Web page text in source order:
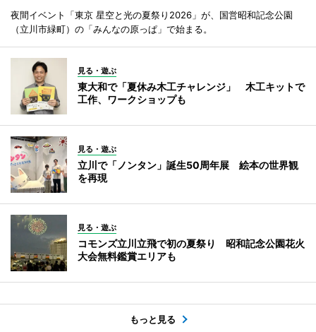
夜間イベント「東京 星空と光の夏祭り2026」が、国営昭和記念公園
（立川市緑町）の「みんなの原っぱ」で始まる。
見る・遊ぶ
東大和で「夏休み木工チャレンジ」 木工キットで
工作、ワークショップも
見る・遊ぶ
立川で「ノンタン」誕生50周年展 絵本の世界観
を再現
見る・遊ぶ
コモンズ立川立飛で初の夏祭り 昭和記念公園花火
大会無料鑑賞エリアも
もっと見る